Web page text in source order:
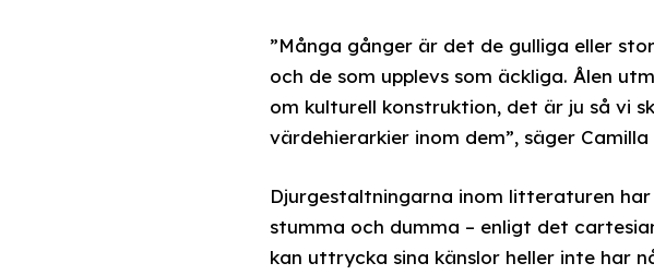
”Många gånger är det de gulliga eller
och de som upplevs som äckliga. Ålen
om kulturell konstruktion, det är ju så vi
värdehierarkier inom dem”, säger
Djurgestaltningarna inom litteraturen
stumma och dumma – enligt det
kan uttrycka sina känslor heller inte har